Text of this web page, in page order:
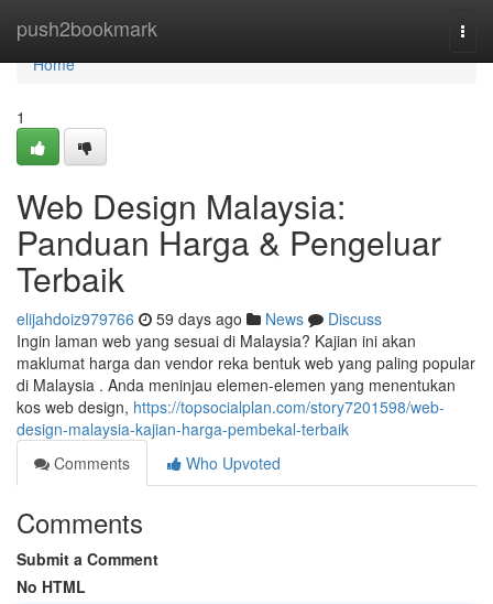
push2bookmark
Home
Home
1
Web Design Malaysia:
Panduan Harga & Pengeluar
Terbaik
elijahdoiz979766 59 days ago News
Discuss
Ingin laman web yang sesuai di Malaysia? Kajian ini akan
maklumat harga dan vendor reka bentuk web yang paling popular
di Malaysia . Anda meninjau elemen-elemen yang menentukan
kos web design, https://topsocialplan.com/story7201598/web-
design-malaysia-kajian-harga-pembekal-terbaik
Comments
Who Upvoted
Comments
Submit a Comment
No HTML